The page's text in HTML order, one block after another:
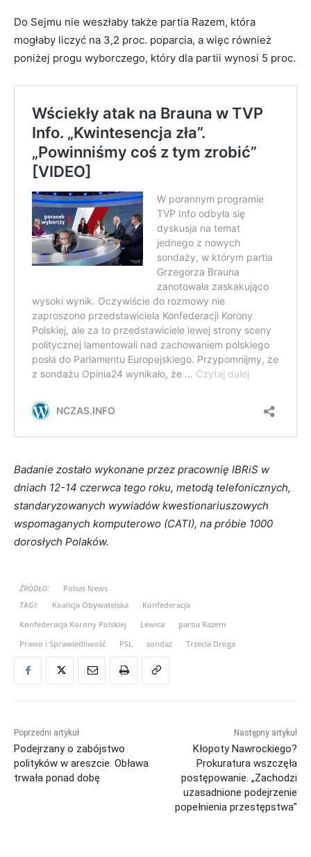
Do Sejmu nie weszłaby także partia Razem, która
mogłaby liczyć na 3,2 proc. poparcia, a więc również
poniżej progu wyborczego, który dla partii wynosi 5 proc.
Badanie zostało wykonane przez pracownię IBRiS w
dniach 12-14 czerwca tego roku, metodą telefonicznych,
standaryzowanych wywiadów kwestionariuszowych
wspomaganych komputerowo (CATI), na próbie 1000
dorosłych Polaków.
ŹRÓDŁO:
Polsat News
TAGI:
Koalicja Obywatelska
Konfederacja
Konfederacja Korony Polskiej
Lewica
partia Razem
Prawo i Sprawiedliwość
PSL sondaż Trzecia Droga
Poprzedni artykuł
Podejrzany o zabójstwo
polityków w areszcie. Obława
trwała ponad dobę
Następny artykuł
Kłopoty Nawrockiego?
Prokuratura wszczęła
postępowanie. „Zachodzi
uzasadnione podejrzenie
popełnienia przestępstwa”